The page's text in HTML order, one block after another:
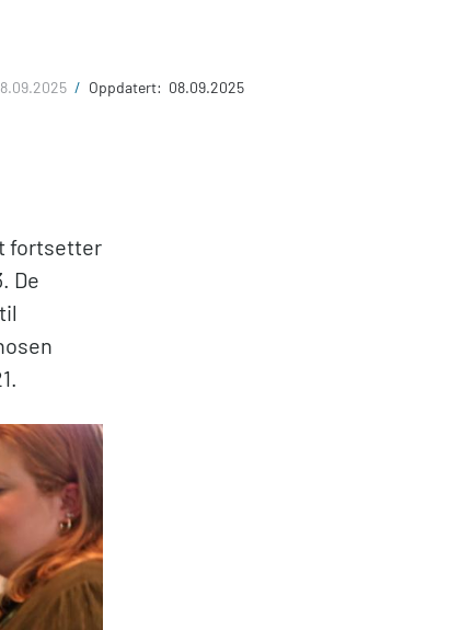
/ Oppdatert: 08.09.2025
fortsetter
De